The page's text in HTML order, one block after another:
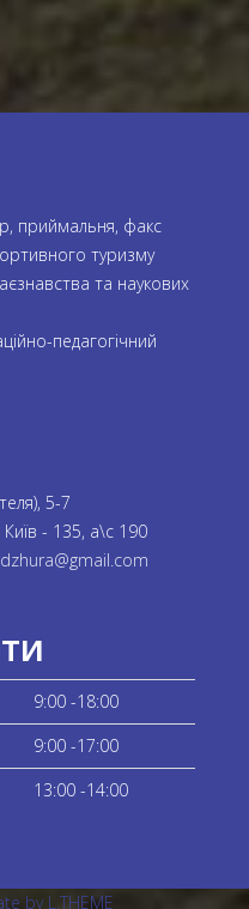
приймальня, факс
туризму
та наукових
педагогічний
5-7
- 135, а\с 190
9:00 -18:00
9:00 -17:00
13:00 -14:00
by L.THEME